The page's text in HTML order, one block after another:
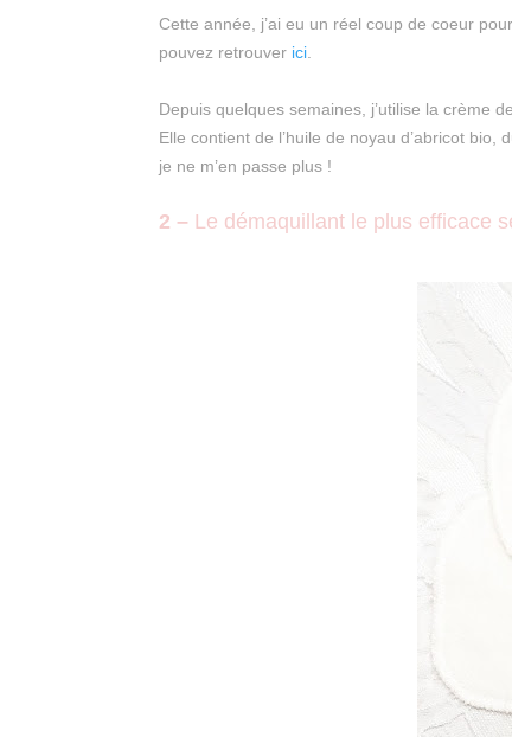
Cette année, j’ai eu un réel coup de coeur
pouvez retrouver ici
Depuis quelques semaines, j’utilise la crème
Elle contient de l’huile de noyau d’abricot
je ne m’en passe plus !
2 – Le démaquillant le plus efficace